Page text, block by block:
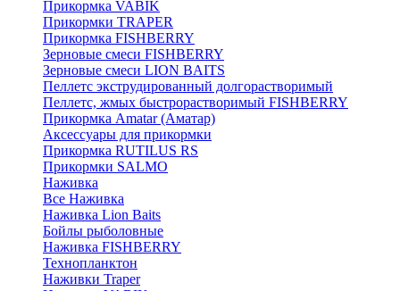
Прикормка VABIK
Прикормки TRAPER
Прикормка FISHBERRY
Зерновые смеси FISHBERRY
Зерновые смеси LION BAITS
Пеллетс экструдированный долгорастворимый
Пеллетс, жмых быстрорастворимый FISHBERRY
Прикормка Amatar (Аматар)
Аксессуары для прикормки
Прикормка RUTILUS RS
Прикормки SALMO
Наживка
Все Наживка
Наживка Lion Baits
Бойлы рыболовные
Наживка FISHBERRY
Технопланктон
Наживки Traper